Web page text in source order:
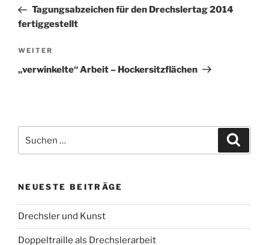
Beitrag
Tagungsabzeichen für den Drechslertag 2014
fertiggestellt
Nächster
Beitrag
WEITER
„verwinkelte“ Arbeit – Hockersitzflächen
nach:
NEUESTE BEITRÄGE
Drechsler und Kunst
Doppeltraille als Drechslerarbeit